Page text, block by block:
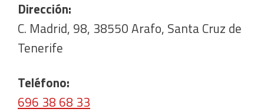
Dirección:
C. Madrid, 98, 38550 Arafo, Santa Cruz de
Tenerife
Teléfono:
696 38 68 33